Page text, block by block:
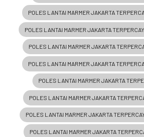
POLES LANTAI MARMER JAKARTA
POLES LANTAI MARMER JAKARTA
POLES LANTAI MARMER JAKARTA
POLES LANTAI MARMER JAKARTA
POLES LANTAI MARMER JAKARTA
POLES LANTAI MARMER JAKARTA
POLES LANTAI MARMER JAKARTA
POLES LANTAI MARMER JAKARTA